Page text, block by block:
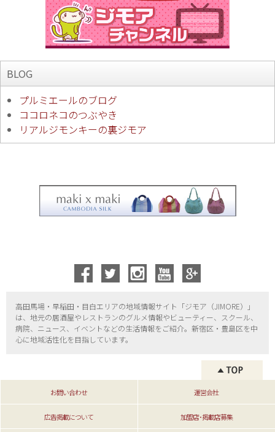
BLOG
プルミエールのブログ
ココロネコのつぶやき
リアルジモンキーの裏ジモア
高田馬場・早稲田・目白エリアの地域情報サイト「ジモア（JIMORE）」
は、地元の居酒屋やレストランのグルメ情報やビューティー、
スクール、
病院、ニュース、イベントなどの生活情報をご紹介。新宿区・ 豊島区を中
心に地域活性化を目指しています。
お問い合わせ 運営会社
広告掲載について 加盟店･掲載店募集